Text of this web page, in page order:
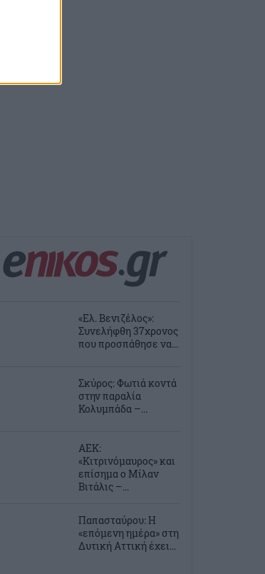
«Ελ. Βενιζέλος»:
Συνελήφθη 37χρονος
που προσπάθησε να...
Σκύρος: Φωτιά κοντά
στην παραλία
Κολυμπάδα –...
ΑΕΚ:
«Κιτρινόμαυρος» και
επίσημα ο Μίλαν
Βιτάλις –...
Παπασταύρου: Η
«επόμενη ημέρα» στη
Δυτική Αττική έχει...